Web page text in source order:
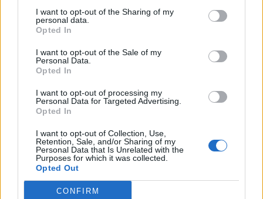
I want to opt-out of the Sharing of my
personal data.
Opted In
I want to opt-out of the Sale of my
Personal Data.
Opted In
I want to opt-out of processing my
Personal Data for Targeted Advertising.
Opted In
I want to opt-out of Collection, Use,
Retention, Sale, and/or Sharing of my
Personal Data that Is Unrelated with the
Purposes for which it was collected.
Opted Out
CONFIRM
Αποδέχομαι τους
και την πολιτική απορρήτου
X